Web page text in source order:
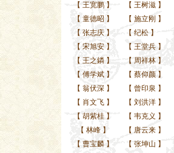
【 王宽鹏】 【 王树滋 】
【 童德昭 】 【 施立刚 】
【 张志庆】 【 纪松 】
【 宋旭安】 【 王堂兵 】
【 王之鏻】 【 周祥林 】
【 傅学斌】 【 蔡仰颜 】
【 翁伏深】 【 曾印泉 】
【 肖文飞】 【 刘洪洋 】
【 胡紫桂】 【 韦克义 】
【 林峰】 【 唐云来 】
【 曹宝麟】 【 张坤山 】